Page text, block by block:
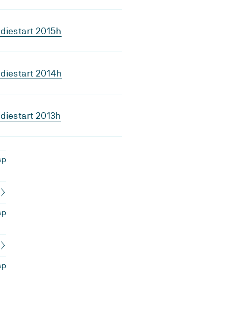
2015h
2014h
2013h